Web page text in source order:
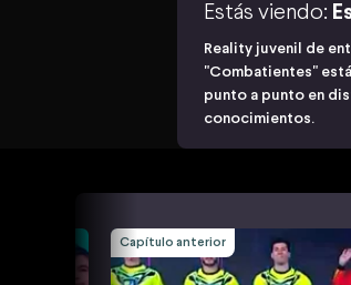
Estás viendo:
Reality juvenil de
"Combatientes"
punto a punto en
conocimientos.
Capítulo anterior